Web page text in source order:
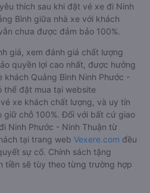
thích sau khi đặt vé xe đi Ninh
Bình giữa nhà xe với khách
chưa được đảm bảo 100%.
giá, xem đánh giá chất lượng
quyền lợi cao nhất, được hưởng
khách Quảng Bình Ninh Phước -
thể đặt mua tại website
xe khách chất lượng, và uy tín
giữ chỗ 100%. Đối với bất cứ giao
Ninh Phước - Ninh Thuận từ
tại trang web Vexere.com đều
sự cố. Chính sách tặng
tiền sẽ tùy theo từng trường hợp